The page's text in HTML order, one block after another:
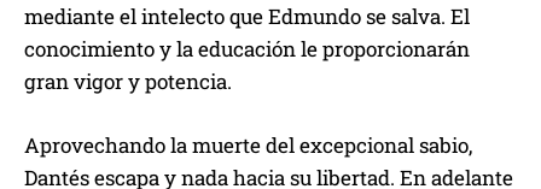
mediante el intelecto que Edmundo se salva. El
conocimiento y la educación le proporcionarán
gran vigor y potencia.
Aprovechando la muerte del excepcional sabio,
Dantés escapa y nada hacia su libertad. En adelante